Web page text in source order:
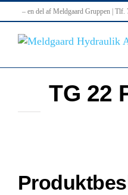
to
content
– en del af Meldgaard Gruppen | Tlf.
TG 22